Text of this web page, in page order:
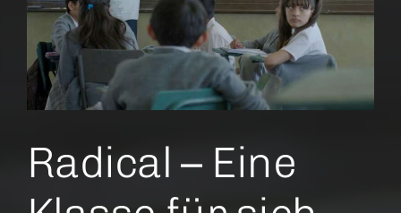
Radical – Eine